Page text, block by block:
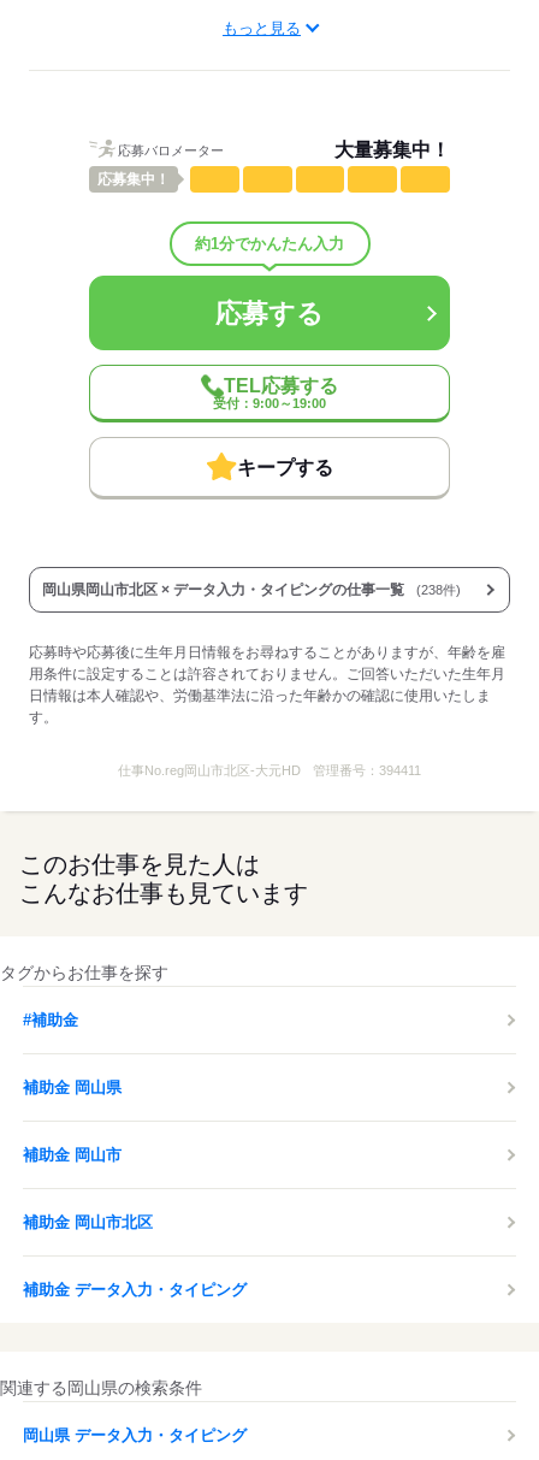
しずか
事業内容≪こんな条件の仕事も…！≫
・PCスキルはタイピングできればOK
・短期でのご勤務 など
（派遣先によって条件は変わります）
応募する
もっと見る
応募バロメーター 大量募集中！
応募集中！
約1分でかんたん入力
応募する
TEL応募する
受付：9:00～19:00
キープする
岡山県岡山市北区 × データ入力・タイピングの仕事一覧 (238件)
応募時や応募後に生年月日情報をお尋ねすることがありますが、年齢を雇
用条件に設定することは許容されておりません。ご回答いただいた生年月
日情報は本人確認や、労働基準法に沿った年齢かの確認に使用いたしま
す。
仕事No. reg岡山市北区-大元HD 管理番号： 394411
このお仕事を見た人は
こんなお仕事も見ています
タグからお仕事を探す
#補助金
補助金 岡山県
補助金 岡山市
補助金 岡山市北区
補助金 データ入力・タイピング
関連する岡山県の検索条件
岡山県 データ入力・タイピング